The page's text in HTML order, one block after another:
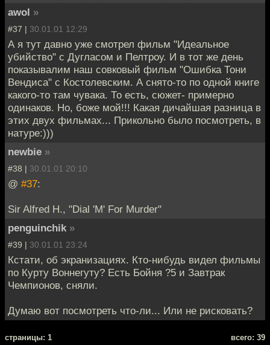
awol »
#37 | 30.01.01 12:29
А я тут давно уже смотрел фильм "Идеальное
убийство" с Дугласом и Пелтроу. И в тот же день
показывалим наш совковый фильм "Ошибка Тони
Вендиса" с Костолевским. А снято-то по одной книге
какого-то там чувака. То есть, сюжет- примерно
одинаков. Но, боже мой!!! Какая дичайшая разница в
этих двух фильмах... Прикольно было посмотреть, в
натуре:)))
newbie »
#38 | 30.01.01 20:10
@ #37:
Sir Alfred H., "Dial 'M' For Murder"
penguinchik »
#39 | 30.01.01 23:24
Кстати, об экранизациях. Кто-нибудь видел фильмы
по Курту Воннегуту? Есть Бойня ?5 и Завтрак
Чемпионов, сняли.
Думаю вот посмотреть что-ли... Или не рисковать?
cтраницы: 1 всего: 39